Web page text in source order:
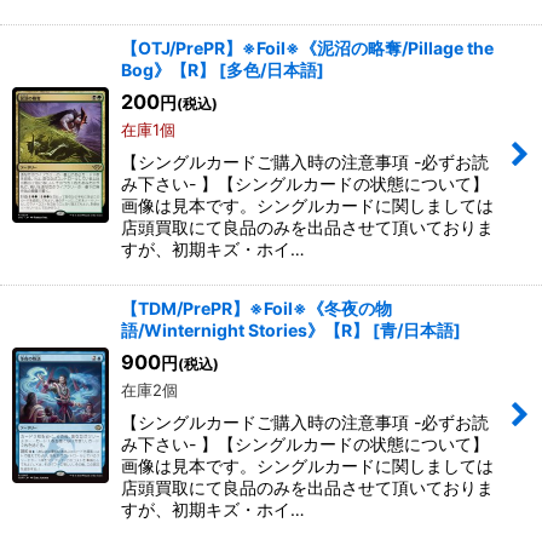
【OTJ/PrePR】※Foil※《泥沼の略奪/Pillage the
Bog》【R】
[多色/日本語]
200円 (税込)
在庫1個
【シングルカードご購入時の注意事項 -必ずお読
み下さい- 】【シングルカードの状態について】
画像は見本です。シングルカードに関しましては
店頭買取にて良品のみを出品させて頂いておりま
すが、初期キズ・ホイ…
【TDM/PrePR】※Foil※《冬夜の物
語/Winternight Stories》【R】
[青/日本語]
900円 (税込)
在庫2個
【シングルカードご購入時の注意事項 -必ずお読
み下さい- 】【シングルカードの状態について】
画像は見本です。シングルカードに関しましては
店頭買取にて良品のみを出品させて頂いておりま
すが、初期キズ・ホイ…